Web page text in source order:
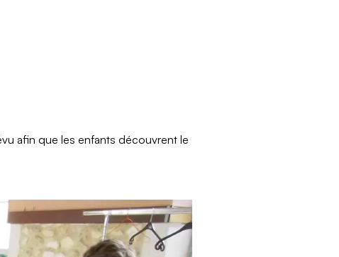
afin que les enfants découvrent le